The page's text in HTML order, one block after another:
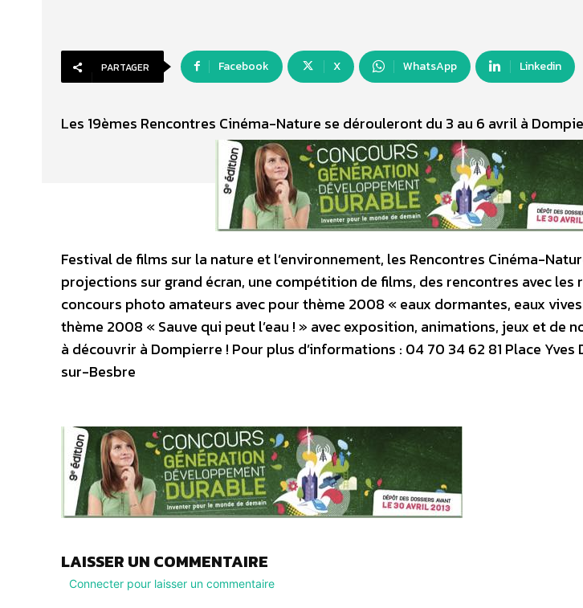
PARTAGER Facebook X WhatsApp Linkedin
Les 19èmes Rencontres Cinéma-Nature se dérouleront du 3 au 6 avril à
Festival de films sur la nature et l’environnement, les Rencontres Cinéma-
projections sur grand écran, une compétition de films, des rencontres avec les
concours photo amateurs avec pour thème 2008 « eaux dormantes, eaux
thème 2008 « Sauve qui peut l’eau ! » avec exposition, animations, jeux et de
à découvrir à Dompierre ! Pour plus d’informations : 04 70 34 62 81 Place
sur-Besbre
LAISSER UN COMMENTAIRE
Connecter pour laisser un commentaire